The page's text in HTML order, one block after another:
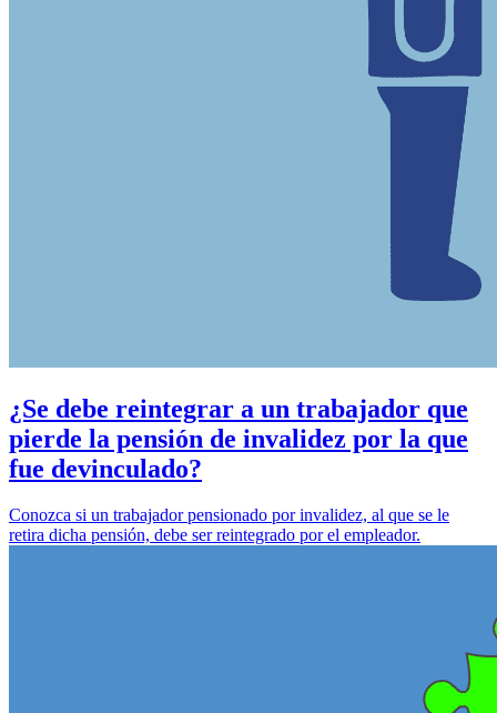
¿Se debe reintegrar a un trabajador que
pierde la pensión de invalidez por la que
fue devinculado?
Conozca si un trabajador pensionado por invalidez, al que se le
retira dicha pensión, debe ser reintegrado por el empleador.